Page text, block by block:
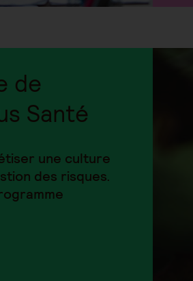
de
Santé
une culture
des risques.